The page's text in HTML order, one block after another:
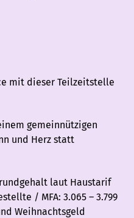
mit dieser Teilzeitstelle
gemeinnützigen
und Herz statt
laut Haustarif
/ MFA: 3.065 – 3.799
Weihnachtsgeld